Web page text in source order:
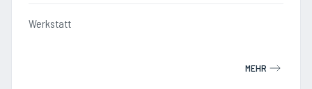
Werkstatt
MEHR